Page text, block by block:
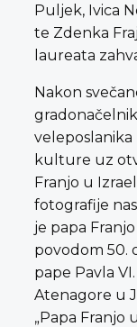
Puljek, Ivica
te Zdenka
laureata
Nakon
veleposlanika
kulture uz
Franjo u
fotografije
je papa
povodom 50.
pape Pavla
Atenagore u
„Papa Franjo